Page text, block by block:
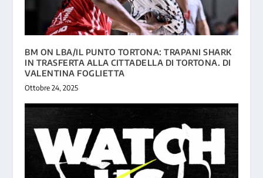
BM ON LBA/IL PUNTO TORTONA: TRAPANI SHARK
IN TRASFERTA ALLA CITTADELLA DI TORTONA. DI
VALENTINA FOGLIETTA
Ottobre 24, 2025